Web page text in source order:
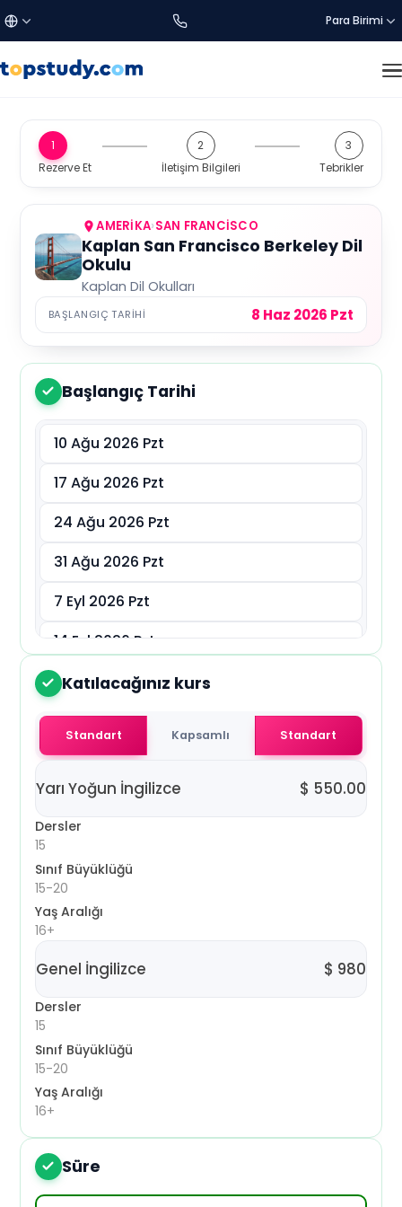
Para Birimi
En İyi Dil Okulu Destinasyonları
AYARLAR
EUR
CAD
AUD
₺ TRY
SAR
QAR
English
1
Rezerve Et
2
İletişim Bilgileri
3
Tebrikler
AMERIKA›SAN FRANCISCO
Kaplan San Francisco Berkeley Dil
Okulu
Kaplan Dil Okulları
BAŞLANGIÇ TARIHI 8 Haz 2026 Pzt
1 Başlangıç Tarihi
10 Ağu 2026 Pzt
17 Ağu 2026 Pzt
24 Ağu 2026 Pzt
31 Ağu 2026 Pzt
7 Eyl 2026 Pzt
14 Eyl 2026 Pzt
21 Eyl 2026 Pzt
28 Eyl 2026 Pzt
5 Eki 2026 Pzt
12 Eki 2026 Pzt
26 Eki 2026 Pzt
2 Kas 2026 Pzt
9 Kas 2026 Pzt
16 Kas 2026 Pzt
30 Kas 2026 Pzt
7 Ara 2026 Pzt
14 Ara 2026 Pzt
21 Ara 2026 Pzt
2 Katılacağınız kurs
Standart Kapsamlı Standart
Yarı Yoğun İngilizce $ 550.00
Dersler
15
Sınıf Büyüklüğü
15-20
Yaş Aralığı
16+
Genel İngilizce $ 980
Dersler
15
Sınıf Büyüklüğü
15-20
Yaş Aralığı
16+
3 Süre